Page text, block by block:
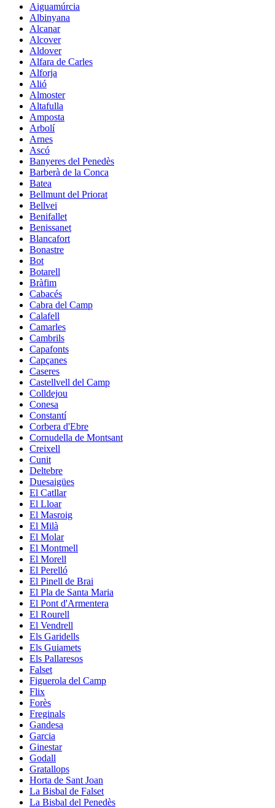
Aiguamúrcia
Albinyana
Alcanar
Alcover
Aldover
Alfara de Carles
Alforja
Alió
Almoster
Altafulla
Amposta
Arbolí
Arnes
Ascó
Banyeres del Penedès
Barberà de la Conca
Batea
Bellmunt del Priorat
Bellvei
Benifallet
Benissanet
Blancafort
Bonastre
Bot
Botarell
Bràfim
Cabacés
Cabra del Camp
Calafell
Camarles
Cambrils
Capafonts
Capçanes
Caseres
Castellvell del Camp
Colldejou
Conesa
Constantí
Corbera d'Ebre
Cornudella de Montsant
Creixell
Cunit
Deltebre
Duesaigües
El Catllar
El Lloar
El Masroig
El Milà
El Molar
El Montmell
El Morell
El Perelló
El Pinell de Brai
El Pla de Santa Maria
El Pont d'Armentera
El Rourell
El Vendrell
Els Garidells
Els Guiamets
Els Pallaresos
Falset
Figuerola del Camp
Flix
Forès
Freginals
Gandesa
Garcia
Ginestar
Godall
Gratallops
Horta de Sant Joan
La Bisbal de Falset
La Bisbal del Penedès